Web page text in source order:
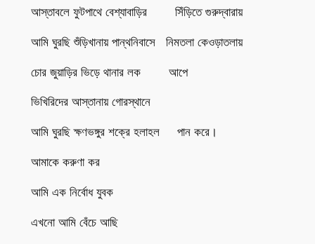
আস্তাবলে ফুটপাথে বেশ্যাবাড়ির সিঁড়িতে গুরুদ্বারায়
আমি ঘুরছি শুঁড়িখানায় পান্থনিবাসে নিমতলা কেওড়াতলায়
চোর জুয়াড়ির ভিড়ে থানার লক আপে
ভিখিরিদের আস্তানায় গোরস্থানে
আমি ঘুরছি ক্ষণভঙ্গুর শক্রে হলাহল পান করে।
আমাকে করুণা কর
আমি এক নির্বোধ যুবক
এখনো আমি বেঁচে আছি